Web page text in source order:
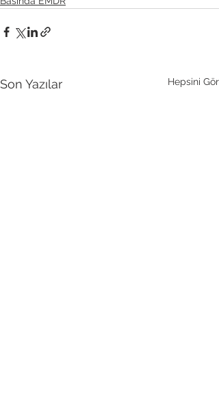
Son Yazılar Hepsini Gör